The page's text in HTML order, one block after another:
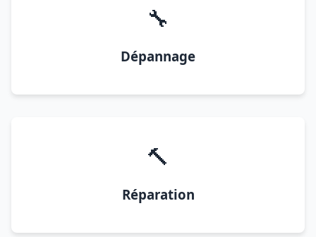
🔧
Dépannage
🔨
Réparation